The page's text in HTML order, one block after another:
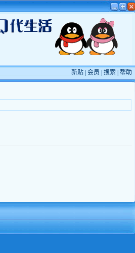
新贴 会员 搜索 帮助